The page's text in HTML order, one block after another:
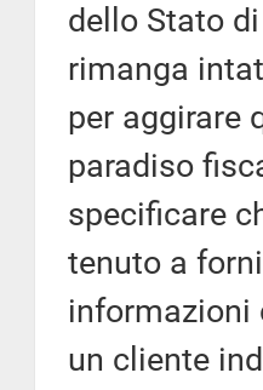
dello Stato
rimanga
per aggirare
paradiso
specificare
tenuto a
informazioni
un cliente